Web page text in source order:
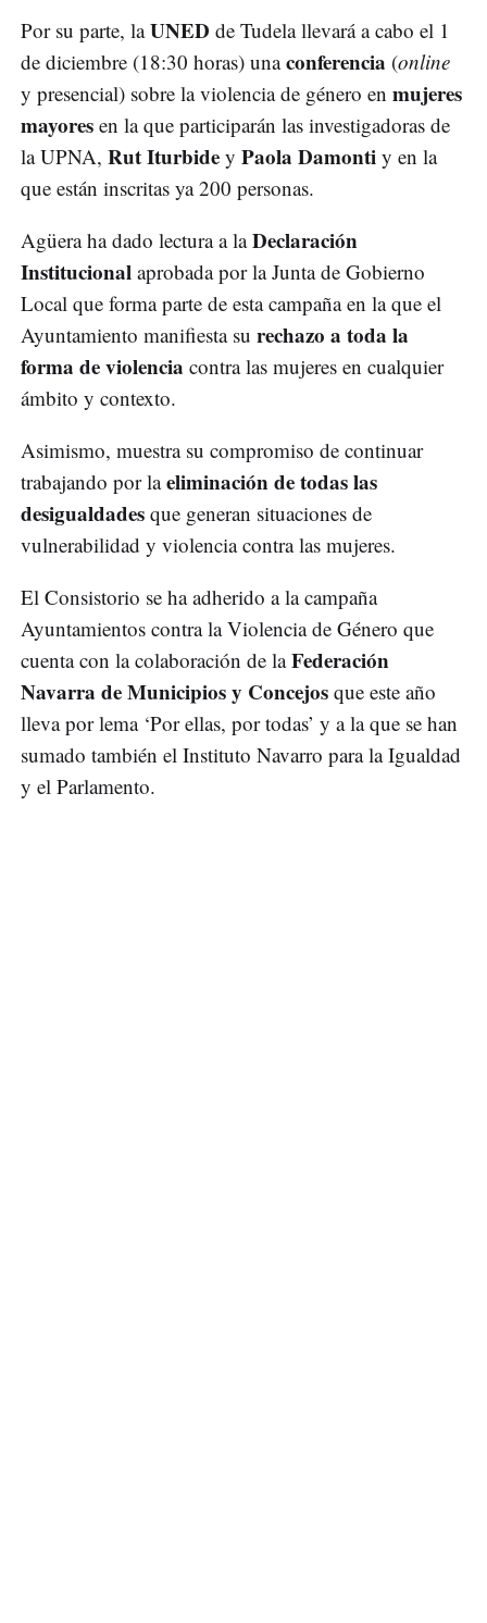
Por su parte, laUNED de Tudela llevará a cabo el 1
de diciembre (18:30 horas) unaconferencia (online
y presencial) sobre la violencia de género en mujeres
mayores en la que participarán las investigadoras de
la UPNA, Rut Iturbide y Paola Damonti y en la
que están inscritas ya 200 personas.
Agüera ha dado lectura a laDeclaración
Institucional aprobada por la Junta de Gobierno
Local que forma parte de esta campaña en la que el
Ayuntamiento manifiesta su rechazo a toda la
forma de violencia contra las mujeres en cualquier
ámbito y contexto.
Asimismo, muestra su compromiso de continuar
trabajando por laeliminación de todas las
desigualdades que generan situaciones de
vulnerabilidad y violencia contra las mujeres.
El Consistorio se ha adherido a la campaña
Ayuntamientos contra la Violencia de Género que
cuenta con la colaboración de laFederación
Navarra de Municipios y Concejos que este año
lleva por lema ‘Por ellas, por todas’ y a la que se han
sumado también el Instituto Navarro para la Igualdad
y el Parlamento.